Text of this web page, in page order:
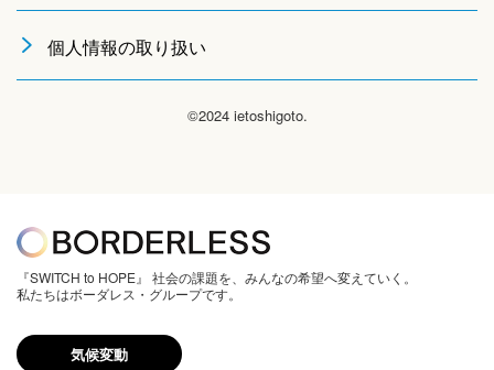
個人情報の取り扱い
©2024 ietoshigoto.
『SWITCH to HOPE』 社会の課題を、みんなの希望へ変えていく。
私たちはボーダレス・グループです。
気候変動